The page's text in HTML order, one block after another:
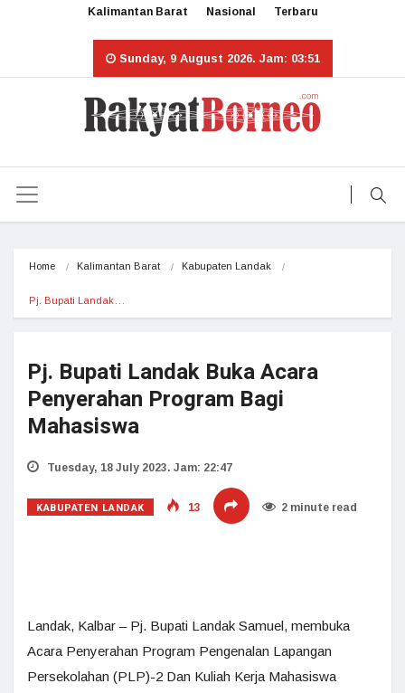
Kalimantan Barat Nasional Terbaru
Sunday, 9 August 2026. Jam: 03:51
Home Kalimantan Barat Kabupaten Landak
Pj. Bupati Landak…
Pj. Bupati Landak Buka Acara
Penyerahan Program Bagi
Mahasiswa
Tuesday, 18 July 2023. Jam: 22:47
KABUPATEN LANDAK 13 2 minute read
Landak, Kalbar – Pj. Bupati Landak Samuel, membuka
Acara Penyerahan Program Pengenalan Lapangan
Persekolahan (PLP)-2 Dan Kuliah Kerja Mahasiswa